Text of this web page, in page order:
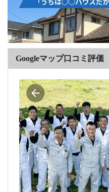
Googleマップ口コミ評価